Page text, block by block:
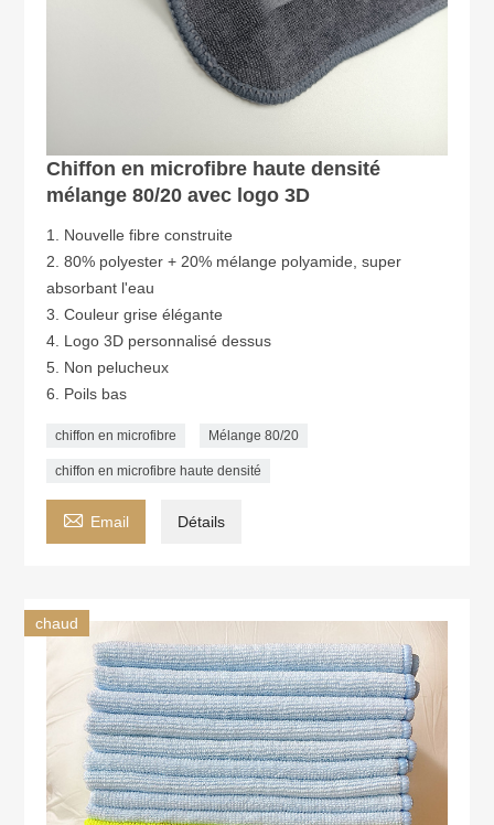
Chiffon en microfibre haute densité
mélange 80/20 avec logo 3D
1. Nouvelle fibre construite
2. 80% polyester + 20% mélange polyamide, super
absorbant l'eau
3. Couleur grise élégante
4. Logo 3D personnalisé dessus
5. Non pelucheux
6. Poils bas
chiffon en microfibre Mélange 80/20
chiffon en microfibre haute densité
 Email Détails
chaud